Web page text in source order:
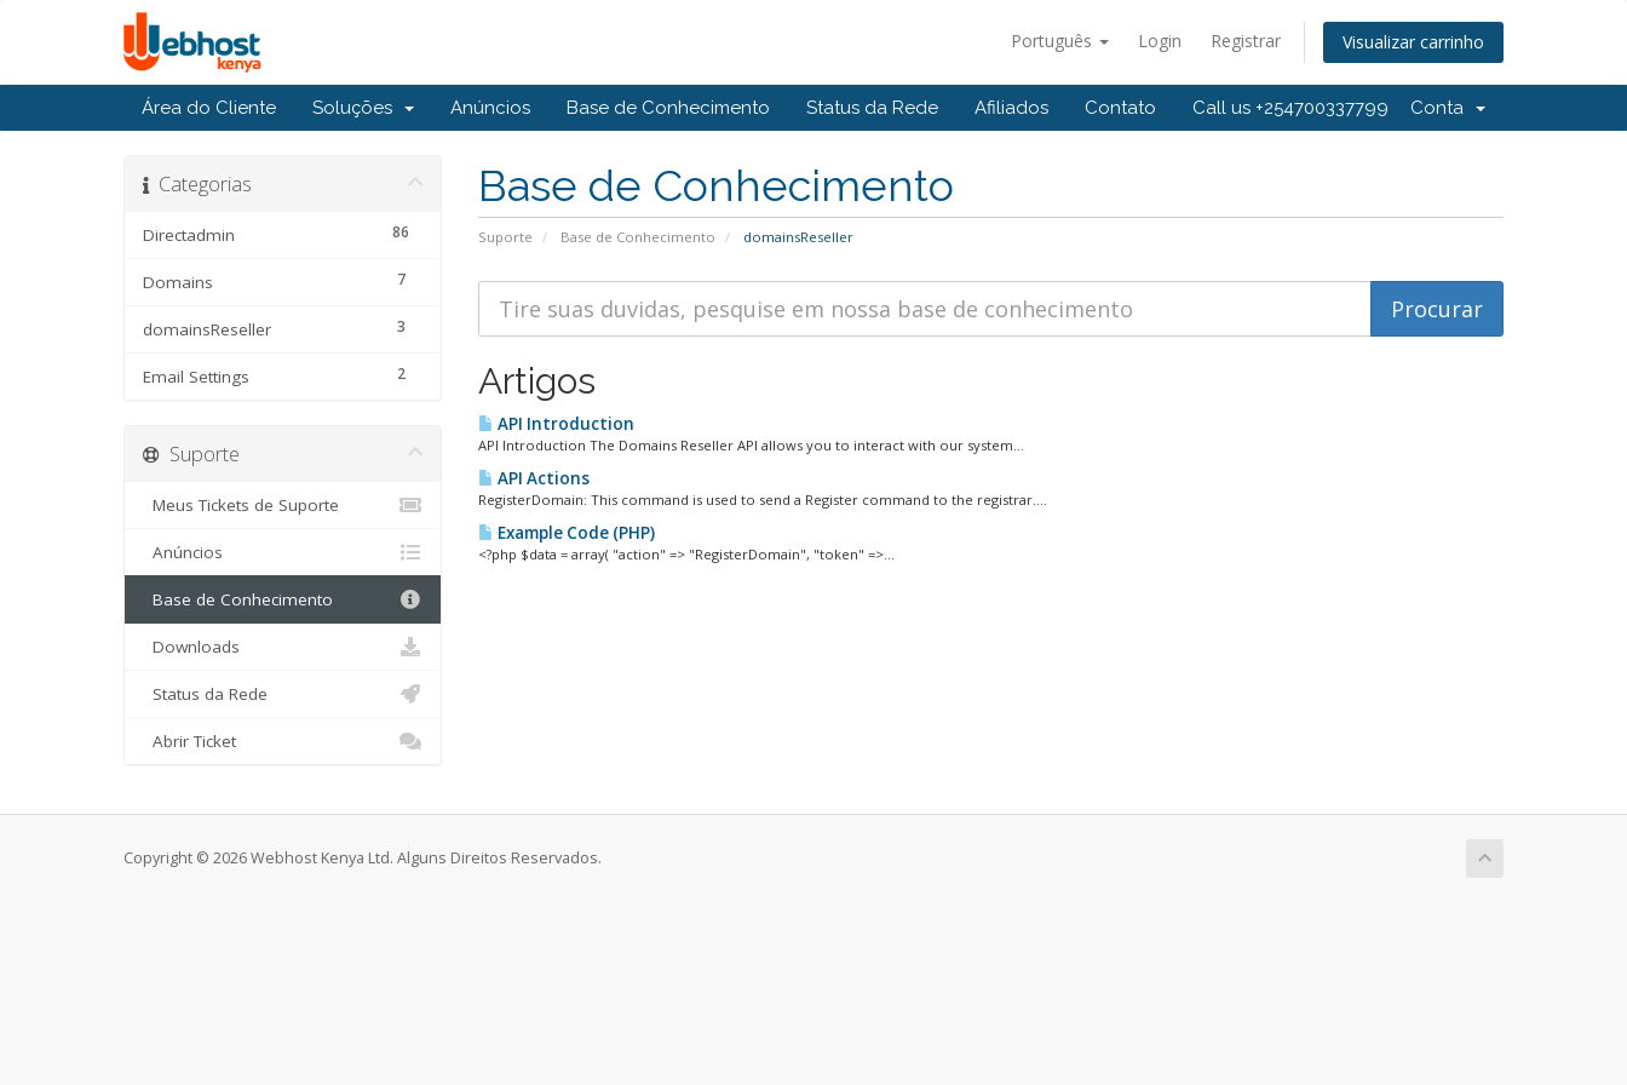
Português Login Registrar Visualizar carrinho
Área do Cliente Soluções Anúncios Base de Conhecimento Status da Rede Afiliados Contato Call us +254700337799 Conta
Base de Conhecimento
Suporte Base de Conhecimento domainsReseller
Categorias
86
Directadmin
7
Domains
3
domainsReseller
2
Email Settings Artigos
API Introduction
API Introduction The Domains Reseller API allows you to interact with our system...
API Actions
RegisterDomain: This command is used to send a Register command to the registrar....
Example Code (PHP)
<?php $data = array( "action" => "RegisterDomain", "token" =>...
Suporte
Meus Tickets de Suporte
Anúncios
Base de Conhecimento
Downloads
Status da Rede
Abrir Ticket
Copyright © 2026 Webhost Kenya Ltd. Alguns Direitos Reservados.